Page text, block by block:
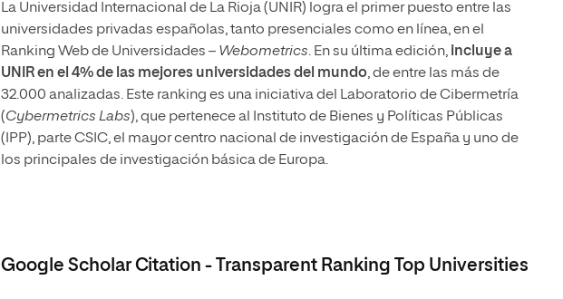
La Universidad Internacional de La Rioja (UNIR) logra el primer puesto entre las
universidades privadas españolas, tanto presenciales como en línea, en el
Ranking Web de Universidades – Webometrics. En su última edición, incluye a
UNIR en el 4% de las mejores universidades del mundo, de entre las más de
32.000 analizadas. Este ranking es una iniciativa del Laboratorio de Cibermetría
(Cybermetrics Labs), que pertenece al Instituto de Bienes y Políticas Públicas
(IPP), parte CSIC, el mayor centro nacional de investigación de España y uno de
los principales de investigación básica de Europa.
Google Scholar Citation - Transparent Ranking Top Universities